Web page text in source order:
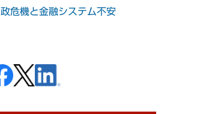
政危機と金融システム不安